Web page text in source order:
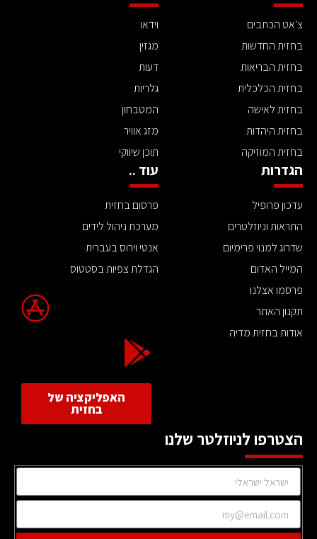
צ'אט הכתבים
בחזית החדשות
בחזית הבריאות
בחזית הכלכלית
בחזית לאישה
בחזית היהדות
בחזית המוזיקה
וידאו
מגזין
דעות
גלריות
המטבחון
מזג אוויר
תוכן שיווקי
הגדרות
עדכון פרופיל
התראות וניוזלטרים
שדרוג למנוי פרימיום
המייל האדום
פרסמו אצלנו
תקנון האתר
אודות בחזית מדיה
עוד ..
פרסום בחזית
מערכת ניהול לידים
אנטי וירוס בעברית
הגדלת צפיות בסטטוס
האפליקציה של
בחזית
הצטרפו לניוזלטר שלנו